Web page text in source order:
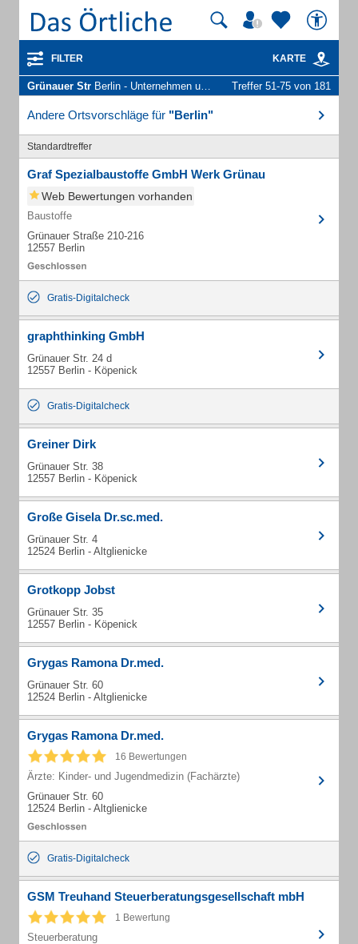
FILTER KARTE
Grünauer Str Berlin - Unternehmen und Personen Treffer 51-75 von 181
Andere Ortsvorschläge für "Berlin"
Standardtreffer
Graf Spezialbaustoffe GmbH Werk Grünau
Web Bewertungen vorhanden
Baustoffe
Grünauer Straße 210-216
12557 Berlin
Gratis-Digitalcheck
graphthinking GmbH
Grünauer Str. 24 d
12557 Berlin - Köpenick
Gratis-Digitalcheck
Greiner Dirk
Grünauer Str. 38
12557 Berlin - Köpenick
Große Gisela Dr.sc.med.
Grünauer Str. 4
12524 Berlin - Altglienicke
Grotkopp Jobst
Grünauer Str. 35
12557 Berlin - Köpenick
Grygas Ramona Dr.med.
Grünauer Str. 60
12524 Berlin - Altglienicke
Grygas Ramona Dr.med.
16 Bewertungen
Ärzte: Kinder- und Jugendmedizin (Fachärzte)
Grünauer Str. 60
12524 Berlin - Altglienicke
Gratis-Digitalcheck
GSM Treuhand Steuerberatungsgesellschaft mbH
1 Bewertung
Steuerberatung